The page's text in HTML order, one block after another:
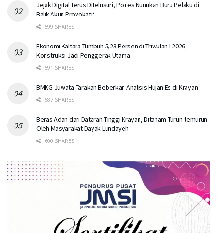
Jejak Digital Terus Ditelusuri, Polres Nunukan Buru Pelaku di
Balik Akun Provokatif
599 SHARES
Ekonomi Kaltara Tumbuh 5,23 Persen di Triwulan I-2026,
Konstruksi Jadi Penggerak Utama
591 SHARES
BMKG Juwata Tarakan Beberkan Analisis Hujan Es di Krayan
587 SHARES
Beras Adan dari Dataran Tinggi Krayan, Ditanam Turun-temurun
Oleh Masyarakat Dayak Lundayeh
600 SHARES